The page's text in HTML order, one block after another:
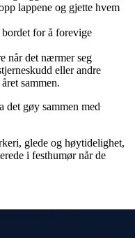
lappene og gjette hvem
bordet for å forevige
når det nærmer seg
eller andre
sammen.
det gøy sammen med
glede og høytidelighet,
i festhumør når de